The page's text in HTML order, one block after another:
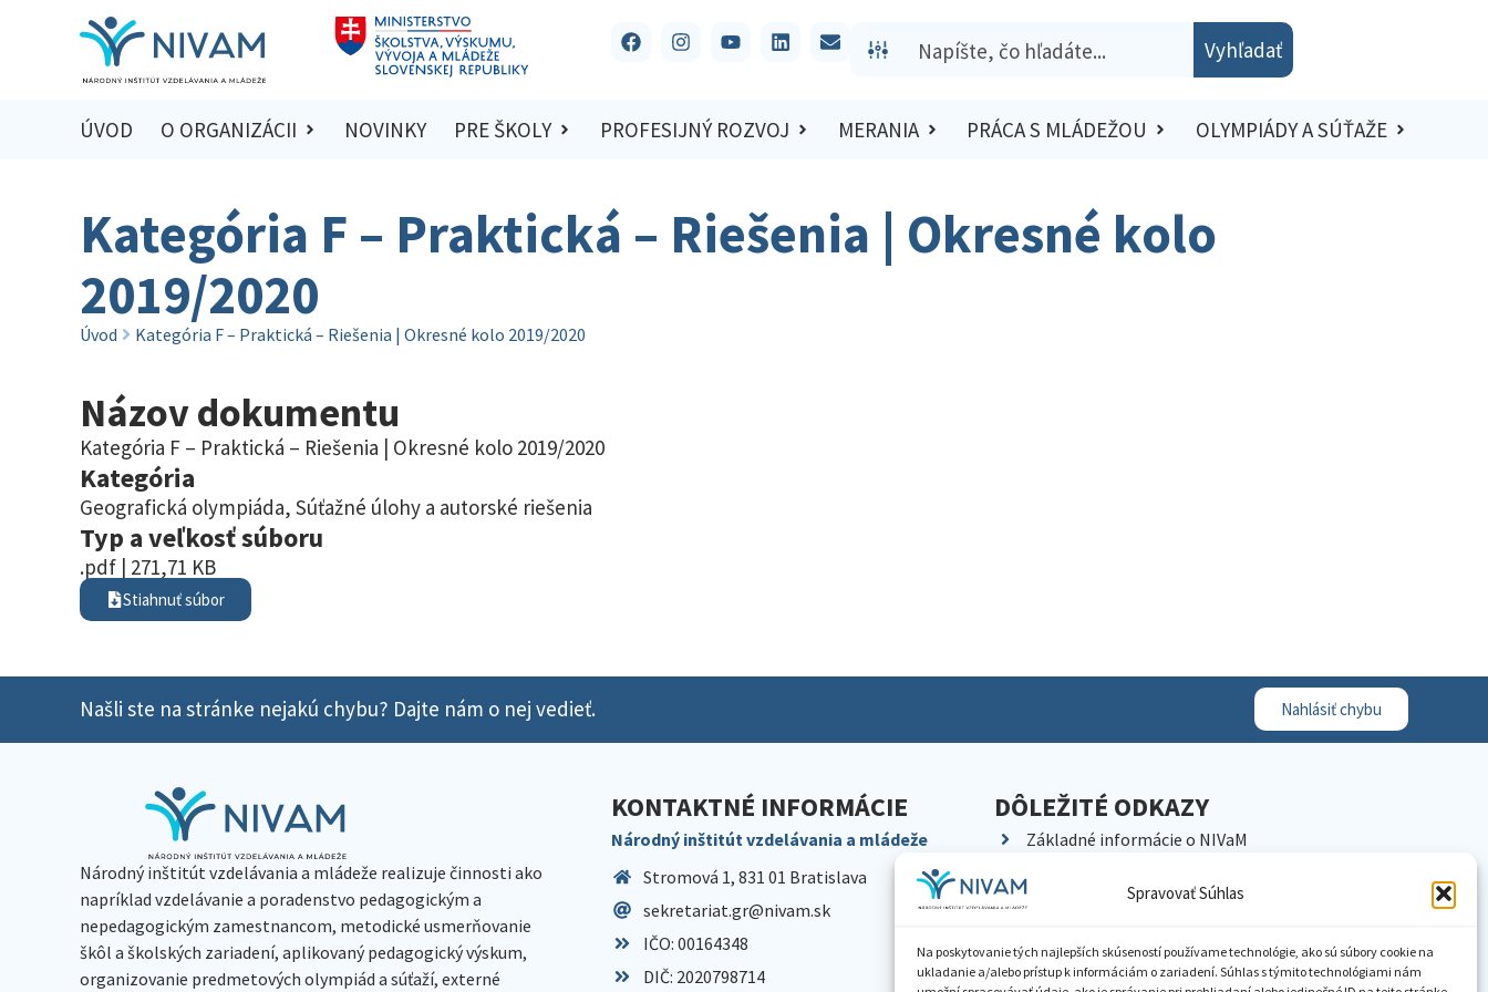
Spravovať Súhlas
Na poskytovanie tých najlepších skúseností používame technológie, ako sú súbory cookie na
ukladanie a/alebo prístup k informáciám o zariadení. Súhlas s týmito technológiami nám
Vyhľadať
ÚVOD O ORGANIZÁCII NOVINKY PRE ŠKOLY PROFESIJNÝ ROZVOJ MERANIA PRÁCA S MLÁDEŽOU OLYMPIÁDY A SÚŤAŽE
Kategória F – Praktická – Riešenia | Okresné kolo
2019/2020
Úvod Kategória F – Praktická – Riešenia | Okresné kolo 2019/2020
Názov dokumentu
Kategória F – Praktická – Riešenia | Okresné kolo 2019/2020
Kategória
Geografická olympiáda, Súťažné úlohy a autorské riešenia
Typ a veľkosť súboru
.pdf | 271,71 KB
Stiahnuť súbor
Našli ste na stránke nejakú chybu? Dajte nám o nej vedieť. Nahlásiť chybu
Národný inštitút vzdelávania a mládeže realizuje činnosti ako
napríklad vzdelávanie a poradenstvo pedagogickým a
nepedagogickým zamestnancom, metodické usmerňovanie
škôl a školských zariadení, aplikovaný pedagogický výskum,
organizovanie predmetových olympiád a súťaží, externé
KONTAKTNÉ INFORMÁCIE
Národný inštitút vzdelávania a mládeže
Stromová 1, 831 01 Bratislava
sekretariat.gr@nivam.sk
IČO: 00164348
DIČ: 2020798714
DÔLEŽITÉ ODKAZY
Základné informácie o NIVaM
Kariéra
Pracoviská NIVaM